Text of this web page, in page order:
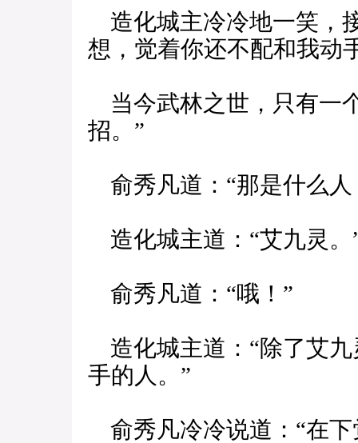
造化城主冷冷地一笑，
想，觉着你还不配和我动
当今武林之世，只有一
招。”
俞秀凡道：“那是什么人
造化城主道：“艾九灵。
俞秀凡道：“哦！”
造化城主道：“除了艾
手的人。”
俞秀凡冷冷说道：“在